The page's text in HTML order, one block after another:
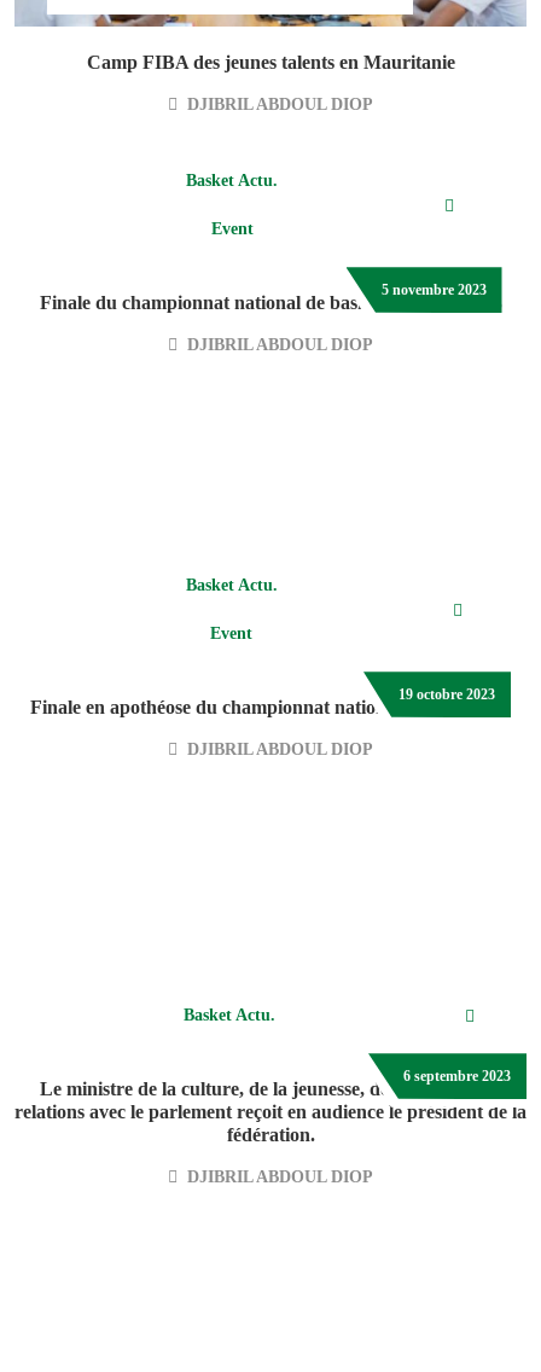
Camp FIBA des jeunes talents en Mauritanie
DJIBRIL ABDOUL DIOP
5 novembre 2023
Basket Actu.
Event
Finale du championnat national de basket-ball 3X3-2023
DJIBRIL ABDOUL DIOP
19 octobre 2023
Basket Actu.
Event
Finale en apothéose du championnat national ELITE-2023
DJIBRIL ABDOUL DIOP
6 septembre 2023
Basket Actu.
Le ministre de la culture, de la jeunesse, des sports et des
relations avec le parlement reçoit en audience le président de la
fédération.
DJIBRIL ABDOUL DIOP